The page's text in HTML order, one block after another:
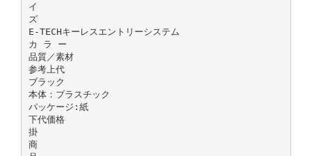
イ
ズ
E-TECHキーレスエントリーシステム
カ ラ ー
品質／素材
参考上代
ブラック
本体：プラスチック
パッケージ:紙
下代価格
掛
商